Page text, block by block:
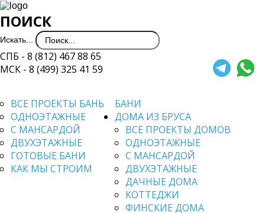
ПОИСК
Искать...
СПБ - 8 (812) 467 88 65
МСК - 8 (499) 325 41 59
БАНИ
ВСЕ ПРОЕКТЫ БАНЬ
ОДНОЭТАЖНЫЕ
С МАНСАРДОЙ
ДВУХЭТАЖНЫЕ
ГОТОВЫЕ БАНИ
КАК МЫ СТРОИМ
ДОМА ИЗ БРУСА
ВСЕ ПРОЕКТЫ ДОМОВ
ОДНОЭТАЖНЫЕ
С МАНСАРДОЙ
ДВУХЭТАЖНЫЕ
ДАЧНЫЕ ДОМА
КОТТЕДЖИ
ФИНСКИЕ ДОМА